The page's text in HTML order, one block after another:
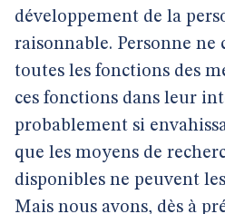
développement de la
raisonnable. Personne
toutes les fonctions des
ces fonctions dans leur
probablement si
que les moyens de
disponibles ne peuvent
Mais nous avons, dès à